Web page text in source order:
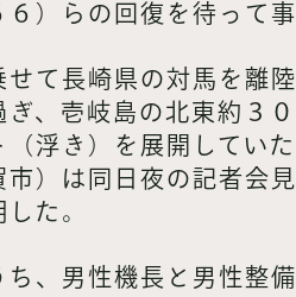
６）らの回復を待って
て長崎県の対馬を離
ぎ、壱岐島の北東約３
（浮き）を展開してい
市）は同日夜の記者会
た。
、男性機長と男性整